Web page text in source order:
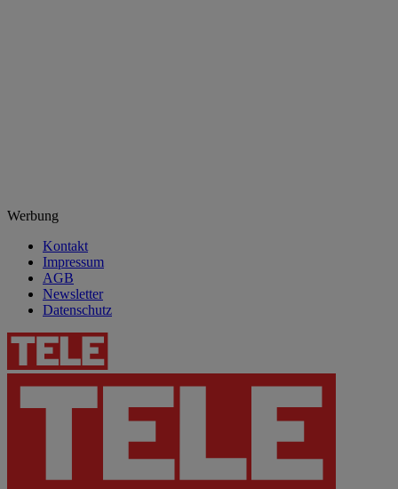
Werbung
Kontakt
Impressum
AGB
Newsletter
Datenschutz